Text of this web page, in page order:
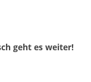
geht es weiter!